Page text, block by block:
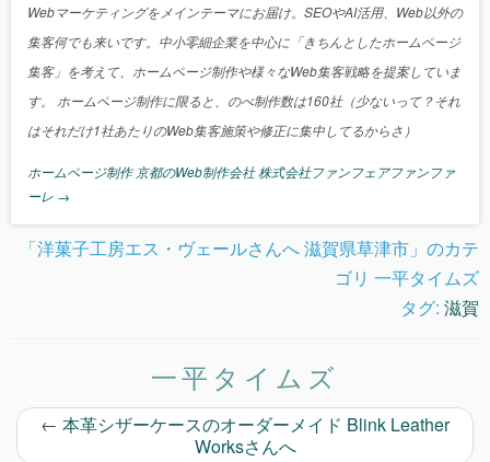
Webマーケティングをメインテーマにお届け。SEOやAI活用、Web以外の
集客何でも来いです。中小零細企業を中心に「きちんとしたホームページ
集客」を考えて、ホームページ制作や様々なWeb集客戦略を提案していま
す。 ホームページ制作に限ると、のべ制作数は160社（少ないって？それ
はそれだけ1社あたりのWeb集客施策や修正に集中してるからさ）
ホームページ制作 京都のWeb制作会社 株式会社ファンフェアファンファ
ーレ →
「洋菓子工房エス・ヴェールさんへ 滋賀県草津市」のカテ
ゴリ 一平タイムズ
タグ: 滋賀
一平タイムズ
← 本革シザーケースのオーダーメイド Blink Leather
Worksさんへ